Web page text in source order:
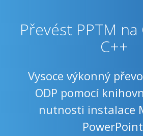
Převést PPTM
C++
Vysoce výkonný
ODP pomocí
nutnosti instalace